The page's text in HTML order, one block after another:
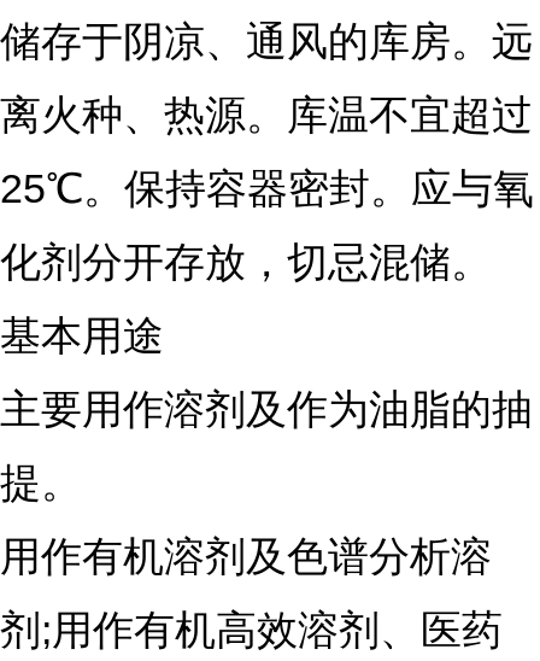
储存于阴凉、通风的库房。远
离火种、热源。库温不宜超过
25℃。保持容器密封。应与氧
化剂分开存放，切忌混储。
基本用途
主要用作溶剂及作为油脂的抽
提。
用作有机溶剂及色谱分析溶
剂;用作有机高效溶剂、医药